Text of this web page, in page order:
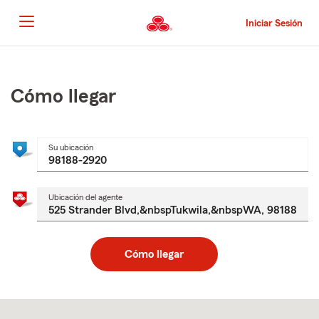
al
contenido
principal
Iniciar Sesión
principal
Cómo llegar
Su ubicación
Ubicación del agente
Cómo llegar
to